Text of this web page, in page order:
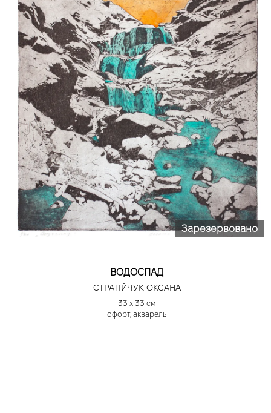
Зарезервовано
ВОДОСПАД
СТРАТІЙЧУК ОКСАНА
33 х 33 см
офорт, акварель